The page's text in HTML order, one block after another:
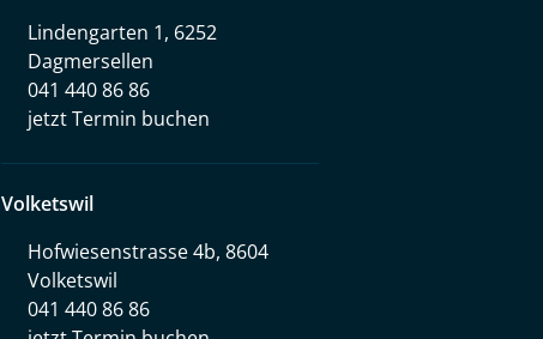
Lindengarten 1, 6252
Dagmersellen
041 440 86 86
jetzt Termin buchen
Volketswil
Hofwiesenstrasse 4b, 8604
Volketswil
041 440 86 86